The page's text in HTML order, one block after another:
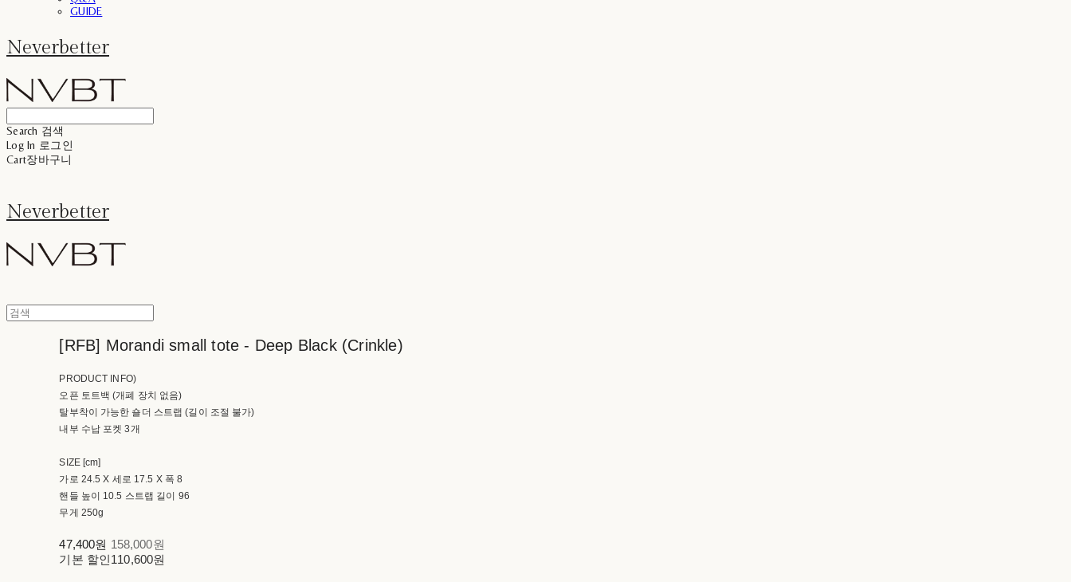
GUIDE
Neverbetter
Search 검색
Log In 로그인
Cart장바구니
Neverbetter
[RFB] Morandi small tote - Deep Black (Crinkle)
PRODUCT INFO)
오픈 토트백 (개폐 장치 없음)
탈부착이 가능한 숄더 스트랩 (길이 조절 불가)
내부 수납 포켓 3개
SIZE [cm]
가로 24.5 X 세로 17.5 X 폭 8
핸들 높이 10.5 스트랩 길이 96
무게 250g
47,400원 158,000원
기본 할인110,600원